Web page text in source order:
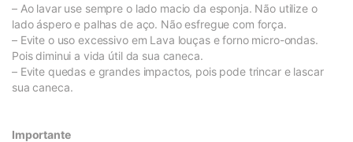
– Ao lavar use sempre o lado macio da esponja. Não utilize o
lado áspero e palhas de aço. Não esfregue com força.
– Evite o uso excessivo em Lava louças e forno micro-ondas.
Pois diminui a vida útil da sua caneca.
– Evite quedas e grandes impactos, pois pode trincar e lascar
sua caneca.
Importante